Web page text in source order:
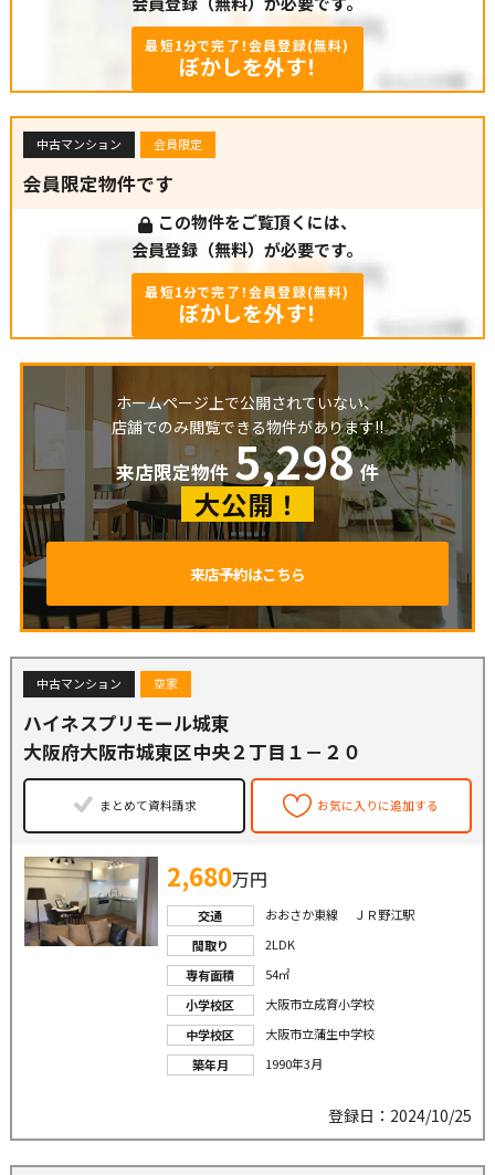
最短1分で完了！会員登録(無料)
ぼかしを外す！
中古マンション 会員限定
会員限定物件です
この物件をご覧頂くには、
会員登録（無料）が必要です。
最短1分で完了！会員登録(無料)
ぼかしを外す！
ホームページ上で公開されていない、
店舗でのみ閲覧できる物件があります!!
来店限定物件 5,298 件
大公開！
来店予約はこちら
中古マンション 空家
ハイネスプリモール城東
大阪府大阪市城東区中央２丁目１－２０
まとめて資料請求 お気に入りに追加する
2,680万円
交通
おおさか東線 ＪＲ野江駅
間取り
2LDK
専有面積
54㎡
小学校区
大阪市立成育小学校
中学校区
大阪市立蒲生中学校
築年月
1990年3月
登録日：2024/10/25